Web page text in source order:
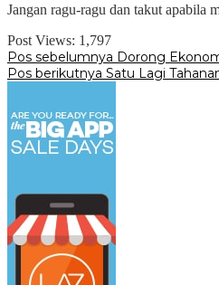
Jangan ragu-ragu dan takut apabila
Post Views: 1,797
Navigasi
pos
Pos sebelumnya Dorong
Pos berikutnya Satu Lagi